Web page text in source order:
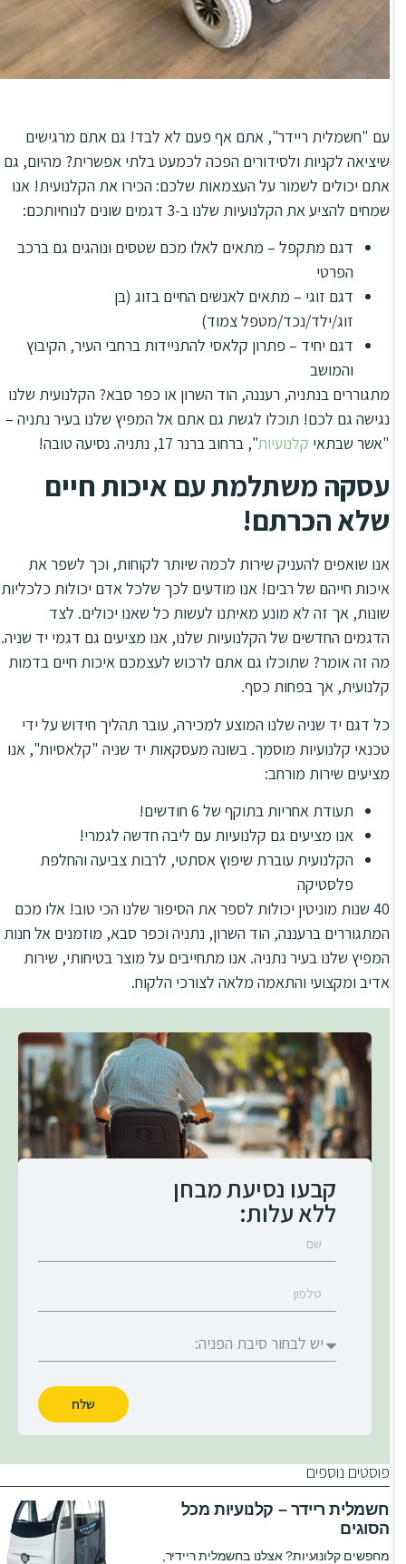
עם "חשמלית ריידר", אתם אף פעם לא לבד! גם אתם מרגישים
שיציאה לקניות ולסידורים הפכה לכמעט בלתי אפשרית? מהיום, גם
אתם יכולים לשמור על העצמאות שלכם: הכירו את הקלנועית! אנו
שמחים להציע את הקלנועיות שלנו ב-3 דגמים שונים לנוחיותכם:
דגם מתקפל – מתאים לאלו מכם שטסים ונוהגים גם ברכב
הפרטי
דגם זוגי – מתאים לאנשים החיים בזוג (בן
זוג/ילד/נכד/מטפל צמוד)
דגם יחיד – פתרון קלאסי להתניידות ברחבי העיר, הקיבוץ
והמושב
מתגוררים בנתניה, רעננה, הוד השרון או כפר סבא? הקלנועית שלנו
נגישה גם לכם! תוכלו לגשת גם אתם אל המפיץ שלנו בעיר נתניה –
"אשר שבתאיקלנועיות", ברחוב ברנר 17, נתניה. נסיעה טובה!
עסקה משתלמת עם איכות חיים
שלא הכרתם!
אנו שואפים להעניק שירות לכמה שיותר לקוחות, וכך לשפר את
איכות חייהם של רבים! אנו מודעים לכך שלכל אדם יכולות כלכליות
שונות, אך זה לא מונע מאיתנו לעשות כל שאנו יכולים. לצד
הדגמים החדשים של הקלנועיות שלנו, אנו מציעים גם דגמי יד שניה.
מה זה אומר? שתוכלו גם אתם לרכוש לעצמכם איכות חיים בדמות
קלנועית, אך בפחות כסף.
כל דגם יד שניה שלנו המוצע למכירה, עובר תהליך חידוש על ידי
טכנאי קלנועיות מוסמך. בשונה מעסקאות יד שניה "קלאסיות", אנו
מציעים שירות מורחב:
תעודת אחריות בתוקף של 6 חודשים!
אנו מציעים גם קלנועיות עם ליבה חדשה לגמרי!
הקלנועית עוברת שיפוץ אסתטי, לרבות צביעה והחלפת
פלסטיקה
40 שנות מוניטין יכולות לספר את הסיפור שלנו הכי טוב! אלו מכם
המתגוררים ברעננה, הוד השרון, נתניה וכפר סבא, מוזמנים אל חנות
המפיץ שלנו בעיר נתניה. אנו מתחייבים על מוצר בטיחותי, שירות
אדיב ומקצועי והתאמה מלאה לצורכי הלקוח.
קבעו נסיעת מבחן
ללא עלות:
שלח
פוסטים נוספים
חשמלית ריידר – קלנועיות מכל
הסוגים
מחפשים קלונועיות? אצלנו בחשמלית ריידיר,